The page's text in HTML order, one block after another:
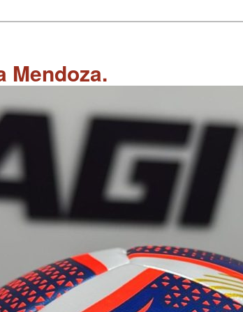
Mendoza.